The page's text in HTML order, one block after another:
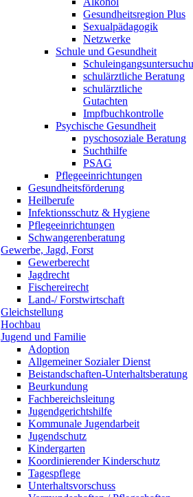
Gesundheitsregion Plus
Sexualpädagogik
Netzwerke
Schule und Gesundheit
schulärztliche Beratung
schulärztliche
Gutachten
Impfbuchkontrolle
Psychische Gesundheit
pyschosoziale Beratung
Suchthilfe
PSAG
Pflegeeinrichtungen
Gesundheitsförderung
Heilberufe
Infektionsschutz & Hygiene
Pflegeeinrichtungen
Schwangerenberatung
Gewerbe, Jagd, Forst
Gewerberecht
Jagdrecht
Fischereirecht
Land-/ Forstwirtschaft
Gleichstellung
Hochbau
Jugend und Familie
Adoption
Allgemeiner Sozialer Dienst
Beistandschaften-Unterhaltsberatung
Beurkundung
Fachbereichsleitung
Jugendgerichtshilfe
Kommunale Jugendarbeit
Jugendschutz
Kindergarten
Koordinierender Kinderschutz
Tagespflege
Unterhaltsvorschuss